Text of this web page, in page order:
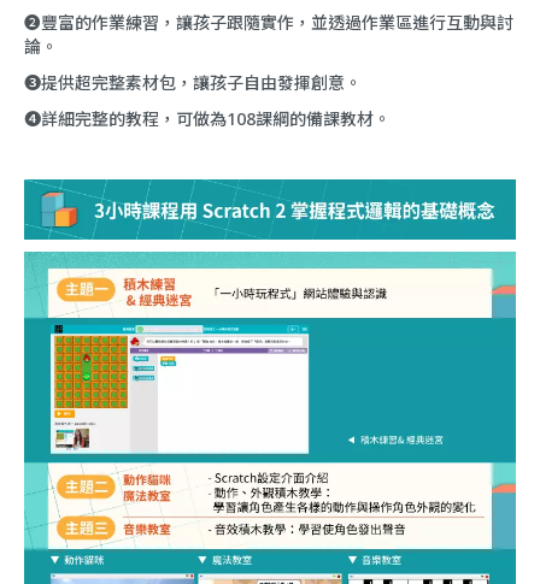
❷豐富的作業練習，讓孩子跟隨實作，並透過作業區進行互動與討
論。
❸提供超完整素材包，讓孩子自由發揮創意。
❹詳細完整的教程，可做為108課綱的備課教材。